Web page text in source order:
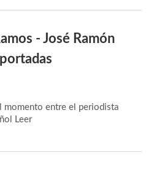
- José Ramón
momento entre el periodista
Leer